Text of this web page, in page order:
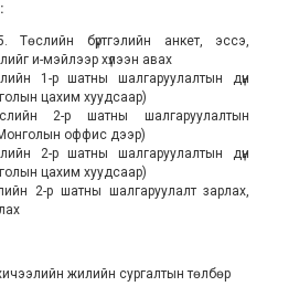
Төслийн бүртгэлийн анкет, эссэ,
и-мэйлээр хүлээн авах
1-р шатны шалгаруулалтын дүн
цахим хуудсаар)
2-р шатны шалгаруулалтын
оффис дээр)
2-р шатны шалгаруулалтын дүн
цахим хуудсаар)
2-р шатны шалгаруулалт зарлах,
жилийн сургалтын төлбөр